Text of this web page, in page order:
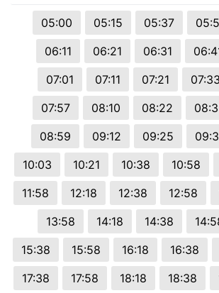
05:00 05:15 05:37
06:11
06:21 06:31
07:01
07:11 07:21 07:33
07:57
08:10 08:22
08:59
09:12 09:25
10:03
10:21 10:38 10:58
11:58
12:18 12:38 12:58
13:58
14:18 14:38
15:38
15:58 16:18 16:38
17:38
17:58 18:18 18:38